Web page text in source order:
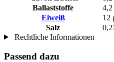
Ballaststoffe
4,2
Eiweiß
12
Salz
Rechtliche Informationen
Passend dazu